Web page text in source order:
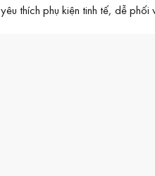
thích phụ kiện tinh tế, dễ phối